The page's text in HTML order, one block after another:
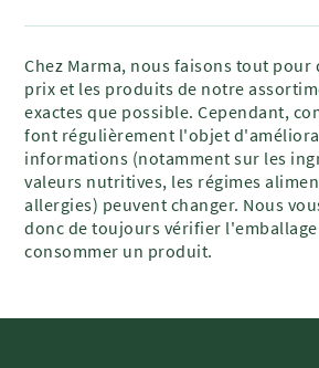
Chez Marma, nous faisons tout pour
prix et les produits de notre
exactes que possible. Cependant,
font régulièrement l'objet
informations (notamment sur les
valeurs nutritives, les régimes
allergies) peuvent changer. Nous
donc de toujours vérifier
consommer un produit.